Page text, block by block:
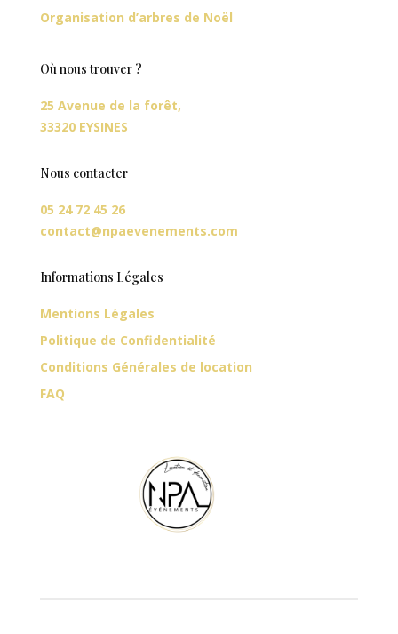
Organisation d’arbres de Noël
Où nous trouver ?
25 Avenue de la forêt,
33320 EYSINES
Nous contacter
05 24 72 45 26
contact@npaevenements.com
Informations Légales
Mentions Légales
Politique de Confidentialité
Conditions Générales de location
FAQ